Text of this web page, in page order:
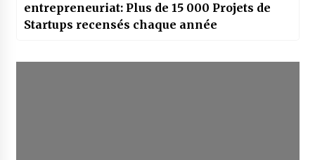
entrepreneuriat: Plus de 15 000 Projets de
Startups recensés chaque année